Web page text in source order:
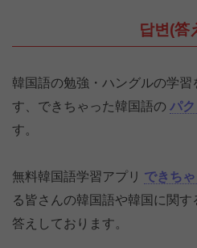
답변(答
韓国語の勉強・ハングルの学習
す、できちゃった韓国語の パ
す。
無料韓国語学習アプリ できち
る皆さんの韓国語や韓国に関
答えしております。